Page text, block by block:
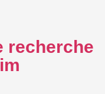
recherche